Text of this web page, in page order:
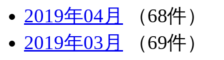
2019年04月
（68件）
2019年03月
（69件）